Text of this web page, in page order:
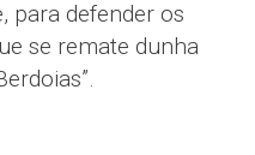
para defender os
se remate dunha